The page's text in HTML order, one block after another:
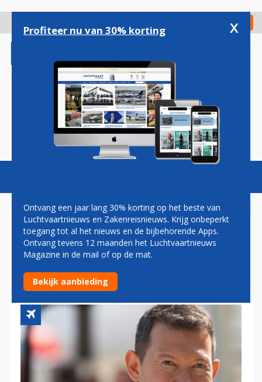
gaan
Check in
Magazine Podcasts Vacatures
TOPMAN AIR FRANCE-KLM:
MEER DOEN OM KOSTEN TE
DRUKKEN
Profiteer nu van 30% korting x
Ontvang een jaar lang 30% korting op het beste van
Luchtvaartnieuws en Zakenreisnieuws. Krijg onbeperkt
toegang tot al het nieuws en de bijbehorende Apps.
Ontvang tevens 12 maanden het Luchtvaartnieuws
Magazine in de mail of op de mat.
Bekijk aanbieding